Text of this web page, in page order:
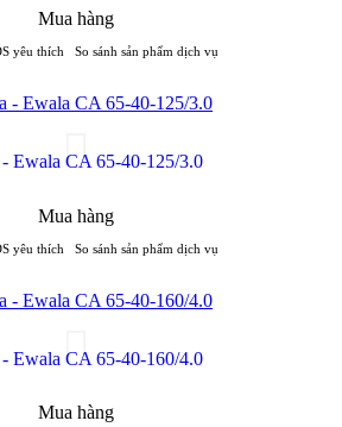
Mua hàng
yêu thích So sánh sản phẩm dịch vụ
Ewala CA 65-40-125/3.0
Mua hàng
yêu thích So sánh sản phẩm dịch vụ
Ewala CA 65-40-160/4.0
Mua hàng